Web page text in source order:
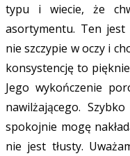
typu i wiecie, że
asortymentu. Ten
nie szczypie w oczy i
konsystencję to
Jego wykończenie
nawilżającego.
spokojnie mogę
nie jest tłusty.